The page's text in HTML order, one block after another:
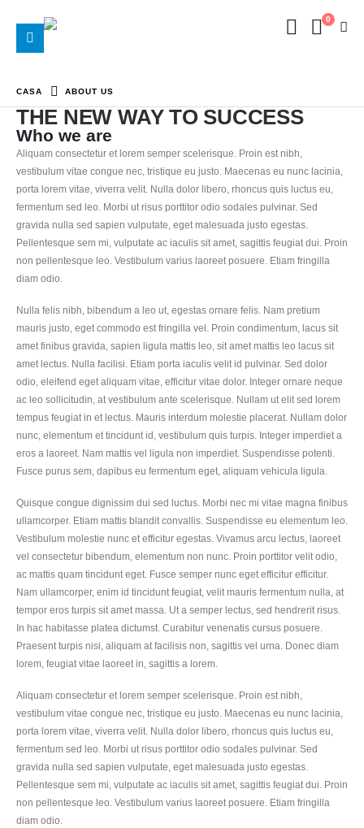
0
CASA ABOUT US
THE NEW WAY TO SUCCESS
Who we are
Aliquam consectetur et lorem semper scelerisque. Proin est nibh,
vestibulum vitae congue nec, tristique eu justo. Maecenas eu nunc lacinia,
porta lorem vitae, viverra velit. Nulla dolor libero, rhoncus quis luctus eu,
fermentum sed leo. Morbi ut risus porttitor odio sodales pulvinar. Sed
gravida nulla sed sapien vulputate, eget malesuada justo egestas.
Pellentesque sem mi, vulputate ac iaculis sit amet, sagittis feugiat dui. Proin
non pellentesque leo. Vestibulum varius laoreet posuere. Etiam fringilla
diam odio.
Nulla felis nibh, bibendum a leo ut, egestas ornare felis. Nam pretium
mauris justo, eget commodo est fringilla vel. Proin condimentum, lacus sit
amet finibus gravida, sapien ligula mattis leo, sit amet mattis leo lacus sit
amet lectus. Nulla facilisi. Etiam porta iaculis velit id pulvinar. Sed dolor
odio, eleifend eget aliquam vitae, efficitur vitae dolor. Integer ornare neque
ac leo sollicitudin, at vestibulum ante scelerisque. Nullam ut elit sed lorem
tempus feugiat in et lectus. Mauris interdum molestie placerat. Nullam dolor
nunc, elementum et tincidunt id, vestibulum quis turpis. Integer imperdiet a
eros a laoreet. Nam mattis vel ligula non imperdiet. Suspendisse potenti.
Fusce purus sem, dapibus eu fermentum eget, aliquam vehicula ligula.
Quisque congue dignissim dui sed luctus. Morbi nec mi vitae magna finibus
ullamcorper. Etiam mattis blandit convallis. Suspendisse eu elementum leo.
Vestibulum molestie nunc et efficitur egestas. Vivamus arcu lectus, laoreet
vel consectetur bibendum, elementum non nunc. Proin porttitor velit odio,
ac mattis quam tincidunt eget. Fusce semper nunc eget efficitur efficitur.
Nam ullamcorper, enim id tincidunt feugiat, velit mauris fermentum nulla, at
tempor eros turpis sit amet massa. Ut a semper lectus, sed hendrerit risus.
In hac habitasse platea dictumst. Curabitur venenatis cursus posuere.
Praesent turpis nisi, aliquam at facilisis non, sagittis vel urna. Donec diam
lorem, feugiat vitae laoreet in, sagittis a lorem.
Aliquam consectetur et lorem semper scelerisque. Proin est nibh,
vestibulum vitae congue nec, tristique eu justo. Maecenas eu nunc lacinia,
porta lorem vitae, viverra velit. Nulla dolor libero, rhoncus quis luctus eu,
fermentum sed leo. Morbi ut risus porttitor odio sodales pulvinar. Sed
gravida nulla sed sapien vulputate, eget malesuada justo egestas.
Pellentesque sem mi, vulputate ac iaculis sit amet, sagittis feugiat dui. Proin
non pellentesque leo. Vestibulum varius laoreet posuere. Etiam fringilla
diam odio.